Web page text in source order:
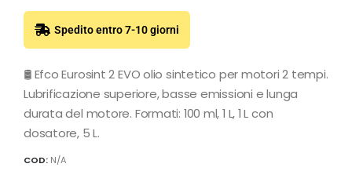
Spedito entro 7-10 giorni
🛢️ Efco Eurosint 2 EVO olio sintetico per motori 2 tempi.
Lubrificazione superiore, basse emissioni e lunga
durata del motore. Formati: 100 ml, 1 L, 1 L con
dosatore, 5 L.
COD: N/A